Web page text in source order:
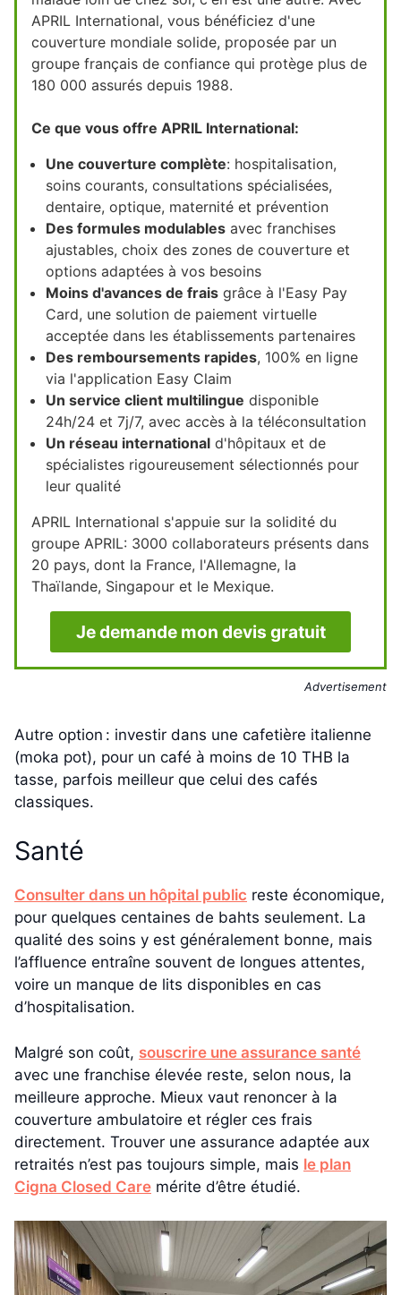
APRIL International, vous bénéficiez d'une
couverture mondiale solide, proposée par un
groupe français de confiance qui protège plus de
180 000 assurés depuis 1988.
Ce que vous offre APRIL International:
Une couverture complète: hospitalisation,
soins courants, consultations spécialisées,
dentaire, optique, maternité et prévention
Des formules modulables avec franchises
ajustables, choix des zones de couverture et
options adaptées à vos besoins
Moins d'avances de frais grâce à l'Easy Pay
Card, une solution de paiement virtuelle
acceptée dans les établissements partenaires
Des remboursements rapides, 100% en ligne
via l'application Easy Claim
Un service client multilingue disponible
24h/24 et 7j/7, avec accès à la téléconsultation
Un réseau international d'hôpitaux et de
spécialistes rigoureusement sélectionnés pour
leur qualité
APRIL International s'appuie sur la solidité du
groupe APRIL: 3000 collaborateurs présents dans
20 pays, dont la France, l'Allemagne, la
Thaïlande, Singapour et le Mexique.
Je demande mon devis gratuit
Advertisement
Autre option : investir dans une cafetière italienne
(moka pot), pour un café à moins de 10 THB la
tasse, parfois meilleur que celui des cafés
classiques.
Santé
Consulter dans un hôpital public reste économique,
pour quelques centaines de bahts seulement. La
qualité des soins y est généralement bonne, mais
l’affluence entraîne souvent de longues attentes,
voire un manque de lits disponibles en cas
d’hospitalisation.
Malgré son coût, souscrire une assurance santé
avec une franchise élevée reste, selon nous, la
meilleure approche. Mieux vaut renoncer à la
couverture ambulatoire et régler ces frais
directement. Trouver une assurance adaptée aux
retraités n’est pas toujours simple, mais le plan
Cigna Closed Care mérite d’être étudié.